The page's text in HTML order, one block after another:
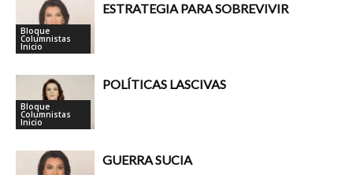
Bloque
Columnistas
Inicio
ESTRATEGIA PARA SOBREVIVIR
Bloque
Columnistas
Inicio
POLÍTICAS LASCIVAS
GUERRA SUCIA